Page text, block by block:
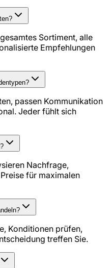
Sortiment, alle
Empfehlungen
passen Kommunikation
Jeder fühlt sich
Nachfrage,
für maximalen
Konditionen prüfen,
treffen Sie.